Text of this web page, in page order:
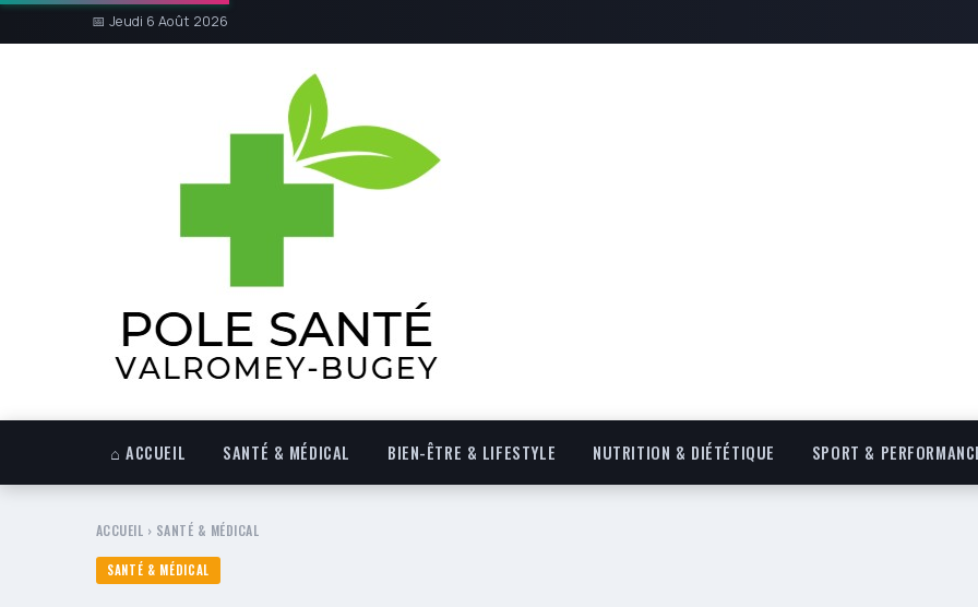
📅 Jeudi 6 Août 2026
⌂ ACCUEIL SANTÉ & MÉDICAL BIEN-ÊTRE & LIFESTYLE NUTRITION & DIÉTÉTIQUE SPORT &
ACCUEIL › SANTÉ & MÉDICAL
SANTÉ & MÉDICAL